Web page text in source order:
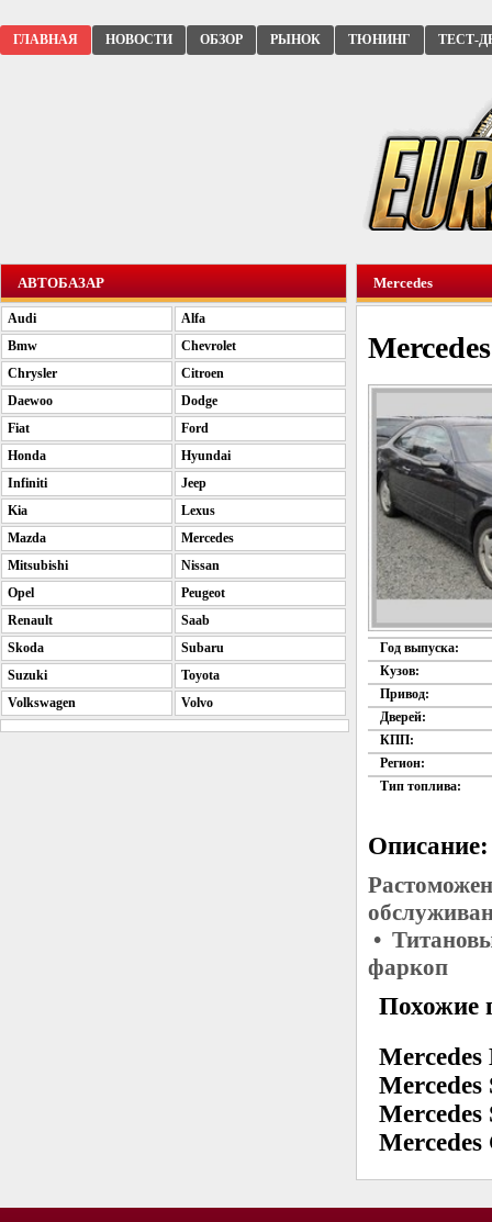
ГЛАВНАЯ НОВОСТИ ОБЗОР РЫНОК ТЮНИНГ ТЕСТ-
Mercedes
Год выпуска:
Кузов:
Привод:
Дверей:
КПП:
Регион:
Тип топлива:
Описание:
•
фаркоп
Похожие
Mercedes
Mercedes
Mercedes
АВТОБАЗАР
Audi
Alfa
Bmw
Chevrolet
Chrysler
Citroen
Daewoo
Dodge
Fiat
Ford
Honda
Hyundai
Infiniti
Jeep
Kia
Lexus
Mazda
Mercedes
Mitsubishi
Nissan
Opel
Peugeot
Renault
Saab
Skoda
Subaru
Suzuki
Toyota
Volkswagen
Volvo